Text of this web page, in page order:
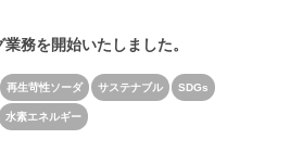
務を開始いたしました。
再生苛性ソーダ サステナブル SDGs
水素エネルギー